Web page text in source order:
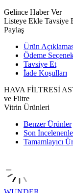
Gelince Haber Ver
Listeye Ekle Tavsiye
Paylaş
Ürün
Ödeme
Tavsiye Et
İade Koşulları
HAVA FİLTRESİ
ve Filtre
Vitrin Ürünleri
Benzer Ürünler
Son
Tamamlayıcı